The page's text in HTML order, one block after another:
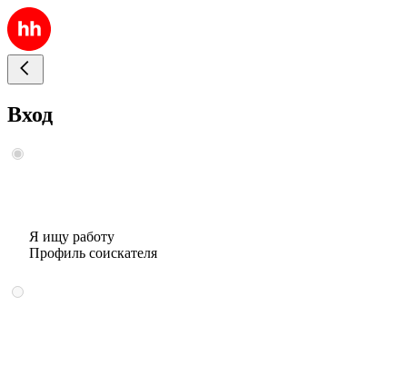
Вход
Я ищу работу
Профиль соискателя